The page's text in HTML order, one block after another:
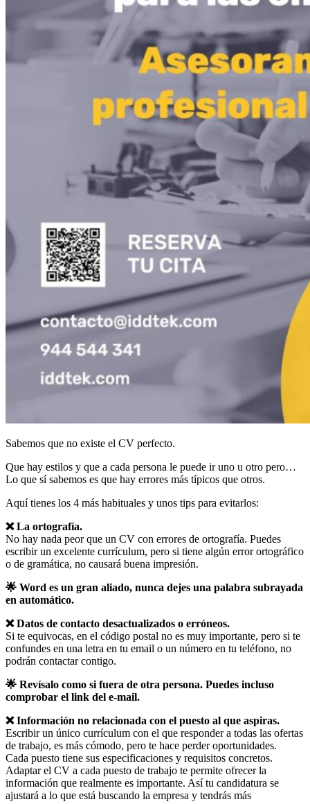
Sabemos que no existe el CV perfecto.
Que hay estilos y que a cada persona le puede ir uno u otro pero…
Lo que sí sabemos es que hay errores más típicos que otros.
Aquí tienes los 4 más habituales y unos tips para evitarlos:
❌ La ortografía.
No hay nada peor que un CV con errores de ortografía. Puedes
escribir un excelente currículum, pero si tiene algún error ortográfico
o de gramática, no causará buena impresión.
🌟 Word es un gran aliado, nunca dejes una palabra subrayada
en automático.
❌ Datos de contacto desactualizados o erróneos.
Si te equivocas, en el código postal no es muy importante, pero si te
confundes en una letra en tu email o un número en tu teléfono, no
podrán contactar contigo.
🌟 Revísalo como si fuera de otra persona. Puedes incluso
comprobar el link del e-mail.
❌ Información no relacionada con el puesto al que aspiras.
Escribir un único currículum con el que responder a todas las ofertas
de trabajo, es más cómodo, pero te hace perder oportunidades.
Cada puesto tiene sus especificaciones y requisitos concretos.
Adaptar el CV a cada puesto de trabajo te permite ofrecer la
información que realmente es importante. Así tu candidatura se
ajustará a lo que está buscando la empresa y tendrás más